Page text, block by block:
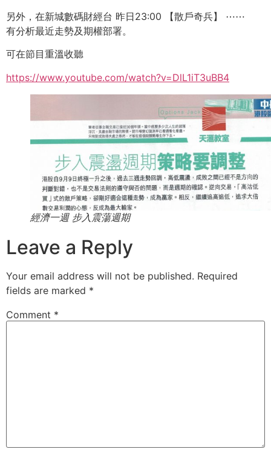
另外，在新城數碼財經台 昨日23:00 【散戶奇兵】 ⋯⋯
有分析最近走勢及期權部署。
可在節目重溫收聽
https://www.youtube.com/watch?v=DlL1iT3uBB4
經濟一週 步入震蕩週期
Leave a Reply
Your email address will not be published. Required
fields are marked *
Comment *